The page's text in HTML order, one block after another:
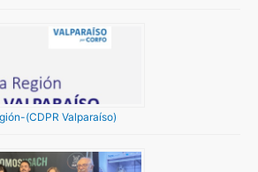
(CDPR Valparaíso)